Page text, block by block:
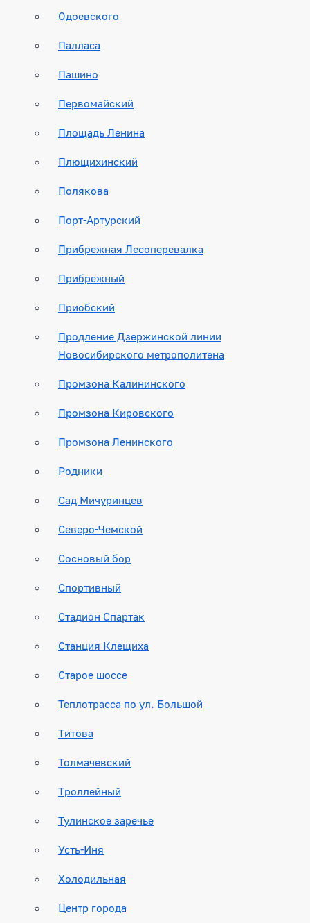
Одоевского
Палласа
Пашино
Первомайский
Площадь Ленина
Плющихинский
Полякова
Порт-Артурский
Прибрежная Лесоперевалка
Прибрежный
Приобский
Продление Дзержинской линии
Новосибирского метрополитена
Промзона Калининского
Промзона Кировского
Промзона Ленинского
Родники
Сад Мичуринцев
Северо-Чемской
Сосновый бор
Спортивный
Стадион Спартак
Станция Клещиха
Старое шоссе
Теплотрасса по ул. Большой
Титова
Толмачевский
Троллейный
Тулинское заречье
Усть-Иня
Холодильная
Центр города